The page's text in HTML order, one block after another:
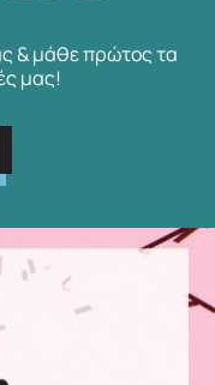
& μάθε πρώτος τα
μας!